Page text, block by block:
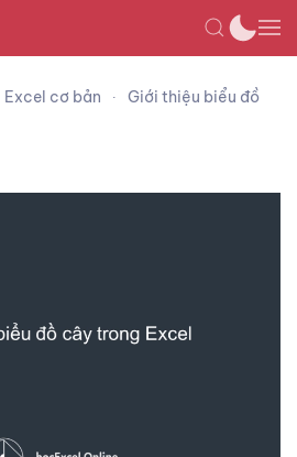
Excel cơ bản
Giới thiệu biểu đồ